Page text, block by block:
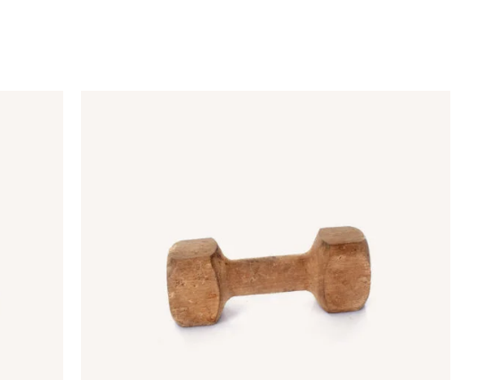
IN DEN WARENKORB / QUICK VIEW